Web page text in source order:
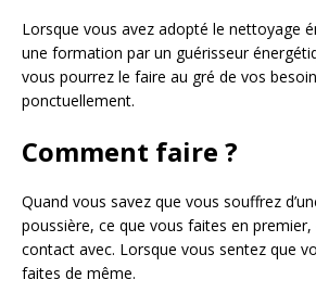
Lorsque vous avez adopté le nettoyage
une formation par un guérisseur
vous pourrez le faire au gré de vos
ponctuellement.
Comment faire ?
Quand vous savez que vous souffrez
poussière, ce que vous faites en premier,
contact avec. Lorsque vous sentez que
faites de même.